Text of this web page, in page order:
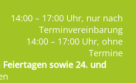
14:00 – 17:00 Uhr, nur nach
Terminvereinbarung
14:00 – 17:00 Uhr, ohne
Termine
Feiertagen sowie 24. und